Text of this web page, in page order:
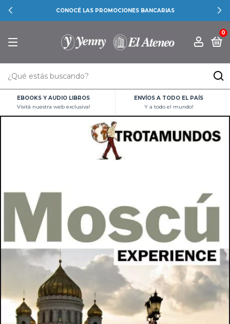
CONOCÉ LAS PROMOCIONES BANCARIAS
0
EBOOKS Y AUDIO LIBROS
Visitá nuestra web exclusiva!
ENVÍOS A TODO EL PAÍS
Y a todo el mundo!